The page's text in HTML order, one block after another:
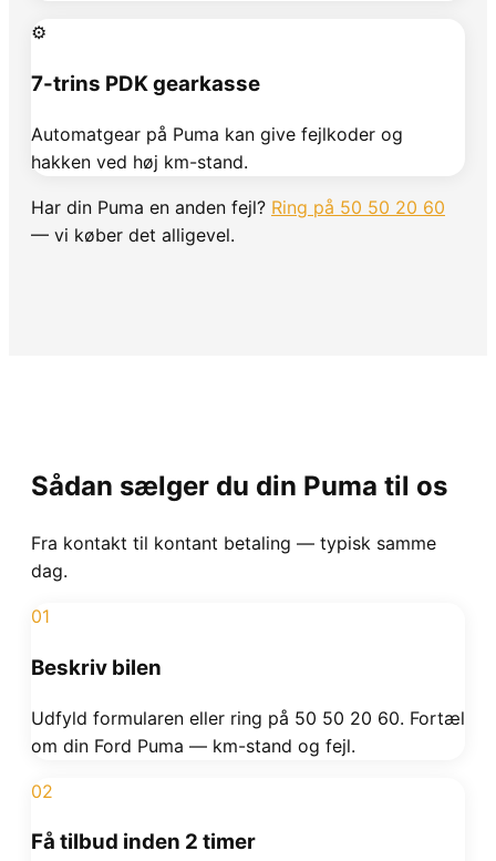
⚙️
7-trins PDK gearkasse
Automatgear på Puma kan give fejlkoder og
hakken ved høj km-stand.
Har din Puma en anden fejl? Ring på 50 50 20 60
— vi køber det alligevel.
Sådan sælger du din Puma til os
Fra kontakt til kontant betaling — typisk samme
dag.
01
Beskriv bilen
Udfyld formularen eller ring på 50 50 20 60. Fortæl
om din Ford Puma — km-stand og fejl.
02
Få tilbud inden 2 timer